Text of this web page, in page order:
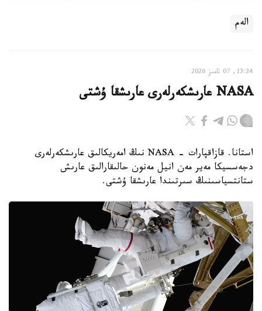
الەم
13:24, 07 تامىز 2026
NASA عارىشكەرلەرى عارىشقا ۇشتى
استانا. قازاقپارات - NASA نىڭ امەريكالىق عارىشكەرلەرى
دجەسسيكا مەير مەن انيل مەنون حالىقارالىق عارىش
ستانتسياسىنىڭ سىرتىندا عارىشقا ۇشتى.